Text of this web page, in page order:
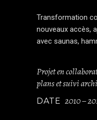
Transformation
nouveaux accès,
avec saunas,
Projet en
plans et suivi
DATE 2010 –